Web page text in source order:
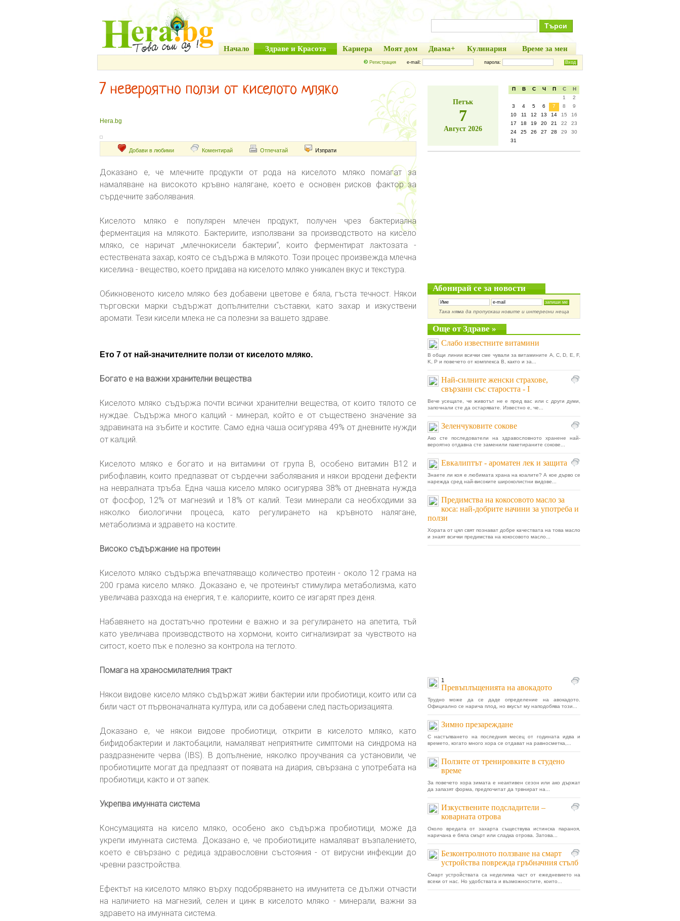
Начало Здраве и Красота Кариера Моят дом Двама+ Кулинария Време за мен
Регистрация e-mail: парола:
7 невероятно ползи от киселото мляко
Hera.bg
Добави в любими Коментирай Отпечатай Изпрати
Доказано е, че млечните продукти от рода на киселото мляко помагат за
намаляване на високото кръвно налягане, което е основен рисков фактор за
сърдечните заболявания.
Киселото мляко е популярен млечен продукт, получен чрез бактериална
ферментация на млякото. Бактериите, използвани за производството на кисело
мляко, се наричат „млечнокисели бактерии“, които ферментират лактозата -
естествената захар, която се съдържа в млякото. Този процес произвежда млечна
киселина - вещество, което придава на киселото мляко уникален вкус и текстура.
Обикновеното кисело мляко без добавени цветове е бяла, гъста течност. Някои
търговски марки съдържат допълнителни съставки, като захар и изкуствени
аромати. Тези кисели млека не са полезни за вашето здраве.
Ето 7 от най-значителните ползи от киселото мляко.
Богато е на важни хранителни вещества
Киселото мляко съдържа почти всички хранителни вещества, от които тялото се
нуждае. Съдържа много калций - минерал, който е от съществено значение за
здравината на зъбите и костите. Само една чаша осигурява 49% от дневните нужди
от калций.
Киселото мляко е богато и на витамини от група В, особено витамин В12 и
рибофлавин, които предпазват от сърдечни заболявания и някои вродени дефекти
на невралната тръба. Една чаша кисело мляко осигурява 38% от дневната нужда
от фосфор, 12% от магнезий и 18% от калий. Тези минерали са необходими за
няколко биологични процеса, като регулирането на кръвното налягане,
метаболизма и здравето на костите.
Високо съдържание на протеин
Киселото мляко съдържа впечатляващо количество протеин - около 12 грама на
200 грама кисело мляко. Доказано е, че протеинът стимулира метаболизма, като
увеличава разхода на енергия, т.е. калориите, които се изгарят през деня.
Набавянето на достатъчно протеини е важно и за регулирането на апетита, тъй
като увеличава производството на хормони, които сигнализират за чувството на
ситост, което пък е полезно за контрола на теглото.
Помага на храносмилателния тракт
Някои видове кисело мляко съдържат живи бактерии или пробиотици, които или са
били част от първоначалната култура, или са добавени след пастьоризацията.
Доказано е, че някои видове пробиотици, открити в киселото мляко, като
бифидобактерии и лактобацили, намаляват неприятните симптоми на синдрома на
раздразнените черва (IBS). В допълнение, няколко проучвания са установили, че
пробиотиците могат да предпазят от появата на диария, свързана с употребата на
пробиотици, както и от запек.
Укрепва имунната система
Консумацията на кисело мляко, особено ако съдържа пробиотици, може да
укрепи имунната система. Доказано е, че пробиотиците намаляват възпалението,
което е свързано с редица здравословни състояния - от вирусни инфекции до
чревни разстройства.
Ефектът на киселото мляко върху подобряването на имунитета се дължи отчасти
на наличието на магнезий, селен и цинк в киселото мляко - минерали, важни за
здравето на имунната система.
Петък
7
Август 2026
П В С Ч П С
Н
1
2
3
4 5 6 7 8
9
10
11 12 13 14 15
16
17
18 19 20 21 22
23
24
25 26 27 28 29
30
31
Абонирай се за новости
Така няма да пропускаш новите и интересни неща
Още от Здраве »
Слабо известните витамини
В общи линии всички сме чували за витамините A, C, D, E, F,
K, P и повечето от комплекса В, както и за...
Най-силните женски страхове,
свързани със старостта - I
Вече усещате, че животът не е пред вас или с други думи,
започнали сте да остарявате. Известно е, че...
Зеленчуковите сокове
Ако сте последователи на здравословното хранене най-
вероятно отдавна сте заменили пакетираните сокове...
Евкалиптът - ароматен лек и защита
Знаете ли коя е любимата храна на коалите? А кое дърво се
нарежда сред най-високите широколистни видове...
Предимства на кокосовото масло за
коса: най-добрите начини за употреба и
ползи
Хората от цял свят познават добре качествата на това масло
и знаят всички предимства на кокосовото масло...
1
Превъплъщенията на авокадото
Трудно може да се даде определение на авокадото.
Официално се нарича плод, но вкусът му наподобява този...
Зимно презареждане
С настъпването на последния месец от годината идва и
времето, когато много хора се отдават на равносметка,...
Ползите от тренировките в студено
време
За повечето хора зимата е неактивен сезон или ако държат
да запазят форма, предпочитат да трвнират на...
Изкуствените подсладители –
коварната отрова
Около вредата от захарта съществува истинска параноя,
наричана е бяла смърт или сладка отрова. Затова...
Безконтролното ползване на смарт
устройства поврежда гръбначния стълб
Смарт устройствата са неделима част от ежедневието на
всеки от нас. Но удобствата и възможностите, които...